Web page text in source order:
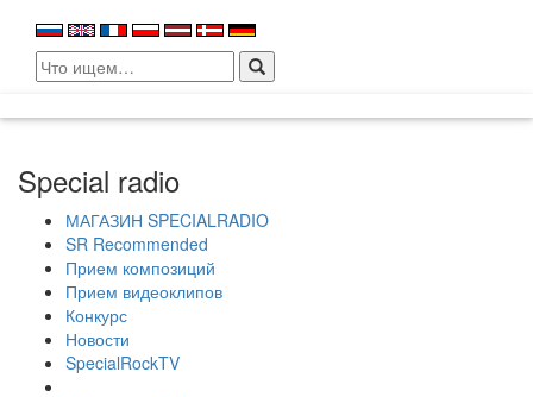
Search
for:
Special radio
МАГАЗИН SPECIALRADIO
SR Recommended
Прием композиций
Прием видеоклипов
Конкурс
Новости
SpecialRockTV